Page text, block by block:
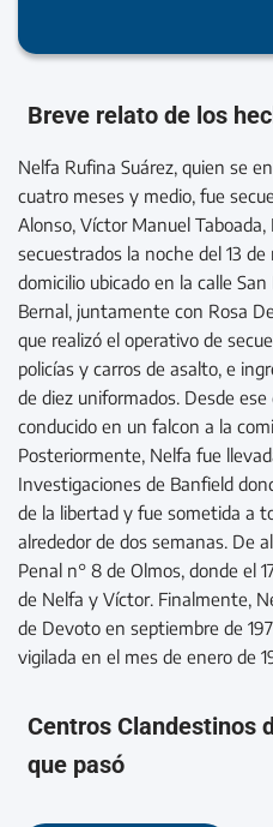
Breve relato de los
Nelfa Rufina Suárez, quien se
cuatro meses y medio, fue
Alonso, Víctor Manuel
secuestrados la noche del 13 de
domicilio ubicado en la calle
Bernal, juntamente con Rosa
que realizó el operativo de
policías y carros de asalto, e
de diez uniformados. Desde
conducido en un falcon a la
Posteriormente, Nelfa fue
Investigaciones de Banfield
de la libertad y fue sometida a
alrededor de dos semanas. De
Penal n° 8 de Olmos, donde el
de Nelfa y Víctor. Finalmente,
de Devoto en septiembre de
vigilada en el mes de enero de
Centros Clandestinos
que pasó